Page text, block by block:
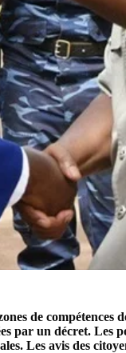
de compétences
par un décret. Les
Les avis des